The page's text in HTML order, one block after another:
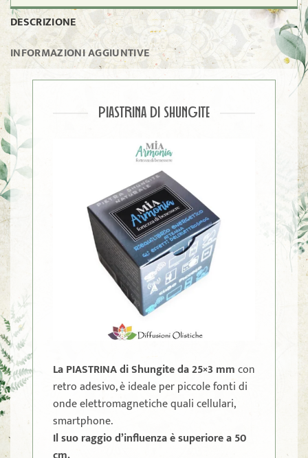
DESCRIZIONE
INFORMAZIONI AGGIUNTIVE
PIASTRINA DI SHUNGITE
La PIASTRINA di Shungite da 25×3 mmcon
retro adesivo, è ideale per piccole fonti di
onde elettromagnetiche quali cellulari,
smartphone.
Il suo raggio d’influenza è superiore a 50